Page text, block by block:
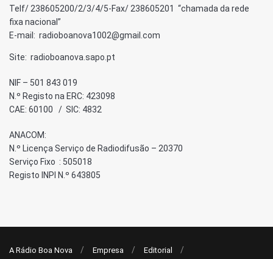
Telf/ 238605200/2/3/4/5-Fax/ 238605201 “chamada da rede
fixa nacional”
E-mail: radioboanova1002@gmail.com
Site: radioboanova.sapo.pt
NIF – 501 843 019
N.º Registo na ERC: 423098
CAE: 60100 / SIC: 4832
ANACOM:
N.º Licença Serviço de Radiodifusão – 20370
Serviço Fixo : 505018
Registo INPI N.º 643805
A Rádio Boa Nova Empresa Editorial